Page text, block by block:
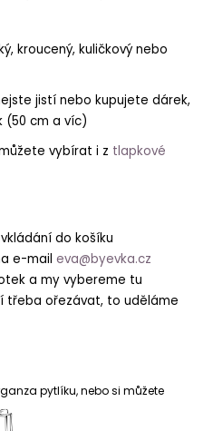
kroucený, kuličkový nebo
jistí nebo kupujete dárek,
(50 cm a víc)
vybírat i z tlapkové
do košíku
e-mail eva@byevka.cz
a my vybereme tu
třeba ořezávat, to uděláme
pytlíku, nebo si můžete